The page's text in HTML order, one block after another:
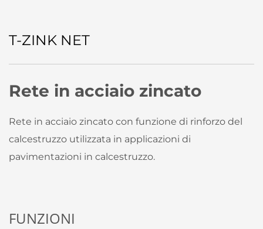
T-ZINK NET
Rete in acciaio zincato
Rete in acciaio zincato con funzione di rinforzo del
calcestruzzo utilizzata in applicazioni di
pavimentazioni in calcestruzzo.
FUNZIONI